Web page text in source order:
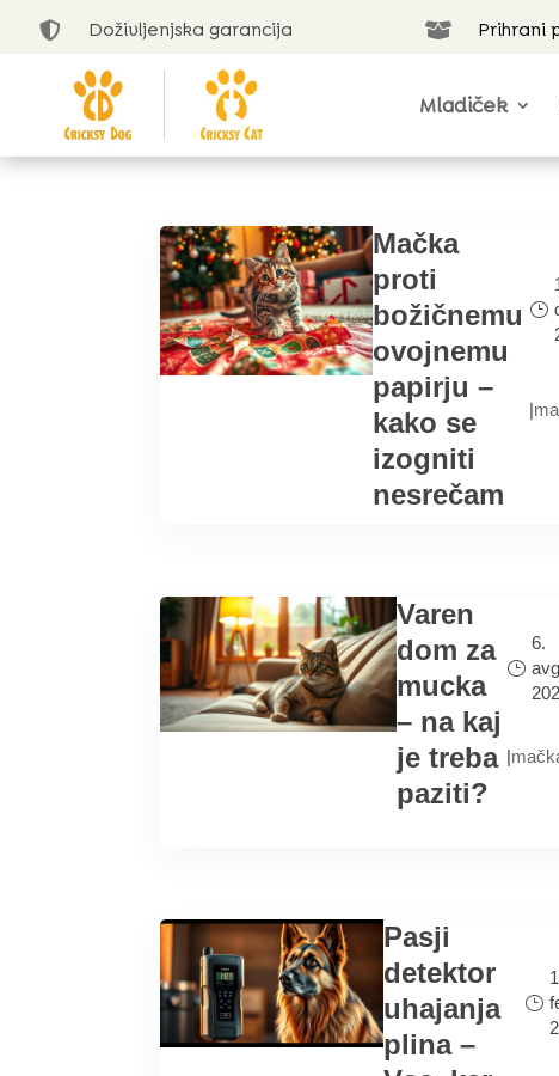
 Doživljenjska garancija  Prihrani
Mladiček
Mačka
proti
božičnemu
ovojnemu
papirju –
kako se
izogniti
nesrečam
|
Varen
dom za
mucka
– na kaj
je treba
paziti?
6.
|
Pasji
detektor
uhajanja
plina –